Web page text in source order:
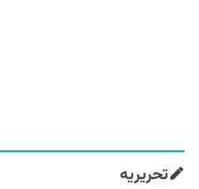
تحریریه